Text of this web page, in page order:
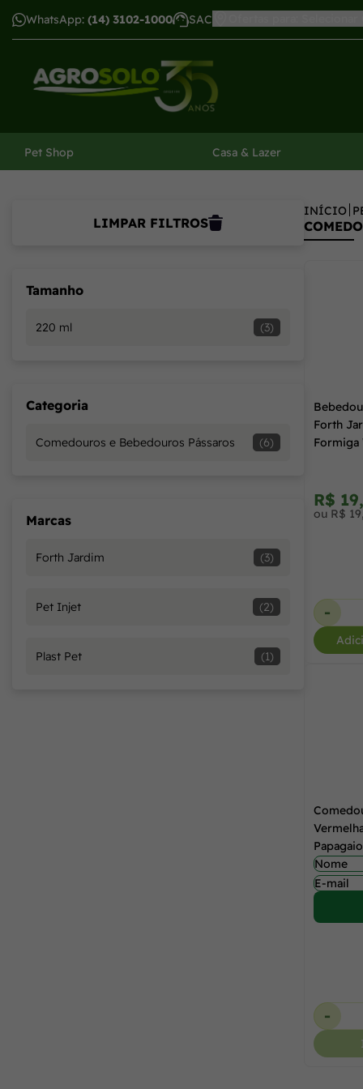
WhatsApp: (14) 3102-1000 SAC
Pet Shop Casa & Lazer
menu
LIMPAR FILTROS
Tamanho
220 ml (3)
Categoria
Comedouros e Bebedouros Pássaros (6)
Marcas
Forth Jardim (3)
Pet Injet (2)
Plast Pet (1)
INÍCIO
Forth
Formiga
R$
ou R$
-
-